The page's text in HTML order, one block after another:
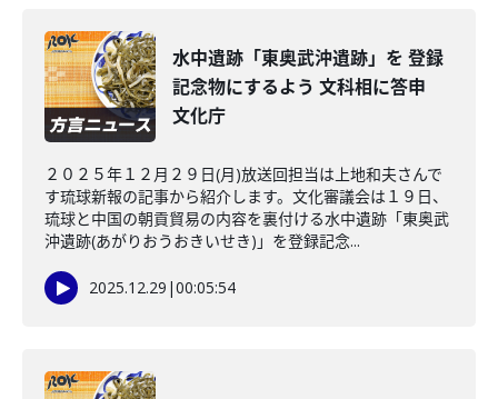
水中遺跡「東奥武沖遺跡」を 登録
記念物にするよう 文科相に答申
文化庁
２０２５年１２月２９日(月)放送回担当は上地和夫さんで
す琉球新報の記事から紹介します。文化審議会は１９日、
琉球と中国の朝貢貿易の内容を裏付ける水中遺跡「東奥武
沖遺跡(あがりおうおきいせき)」を登録記念...
2025.12.29 |00:05:54